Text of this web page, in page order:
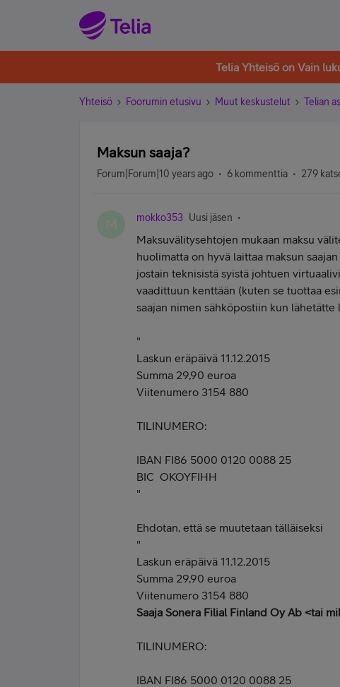
Telia Yhteisö on Vain
Yhteisö Foorumin etusivu Muut keskustelut Telian
Maksun saaja?
Forum|Forum|10 years ago 6 kommenttia 279
mokko353 Uusi jäsen
Maksuvälitysehtojen mukaan maksu
huolimatta on hyvä laittaa maksun
jostain teknisistä syistä johtuen
vaadittuun kenttään (kuten se tuottaa
saajan nimen sähköpostiin kun lähetätte
"
Laskun eräpäivä 11.12.2015
Summa 29,90 euroa
Viitenumero 3154 880
TILINUMERO:
IBAN FI86 5000 0120 0088 25
BIC OKOYFIHH
"
Ehdotan, että se muutetaan tälläiseksi
"
Laskun eräpäivä 11.12.2015
Summa 29,90 euroa
Viitenumero 3154 880
Saaja Sonera Filial Finland Oy Ab <tai
TILINUMERO:
IBAN FI86 5000 0120 0088 25